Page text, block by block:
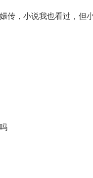
传，小说我也看过，但